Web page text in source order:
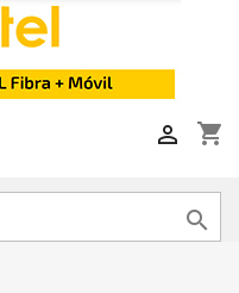
shopping_cart

